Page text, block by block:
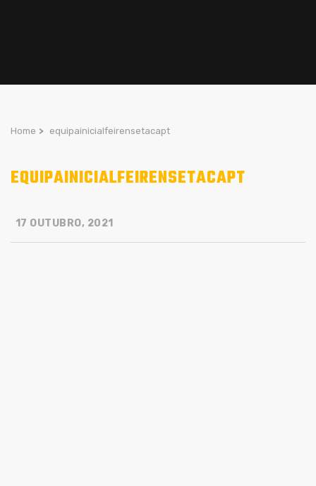
Home > equipainicialfeirensetacapt
EQUIPAINICIALFEIRENSETACAPT
17 OUTUBRO, 2021